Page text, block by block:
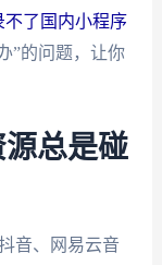
不了国内小程序
”的问题，让你
总是碰
音、网易云音